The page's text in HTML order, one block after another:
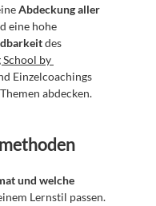
Abdeckung aller
des
by
Einzelcoachings
abdecken.
und welche
Lernstil passen.